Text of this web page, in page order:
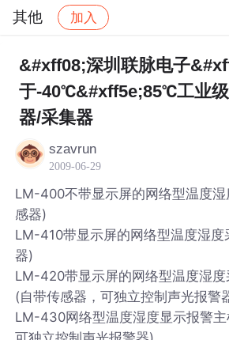
其他 加入
社区 其他 帖子详情
&#xff08;深圳联脉电子
于-40℃&#xff5e;85℃工业
器/采集器
szavrun
2009-06-29
LM-400不带显示屏的网络型温度
感器)
LM-410带显示屏的网络型温度湿度
器)
LM-420带显示屏的网络型温度湿
(自带传感器，可独立控制声光报警
LM-430网络型温度湿度显示报警主